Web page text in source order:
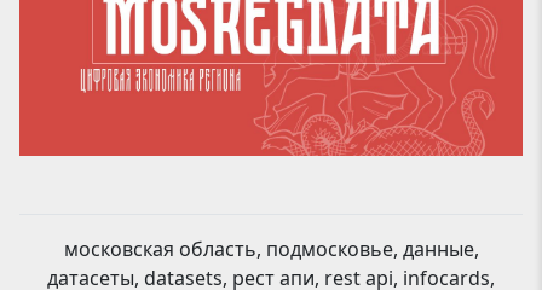
московская область, подмосковье, данные,
датасеты, datasets, рест апи, rest api, infocards,